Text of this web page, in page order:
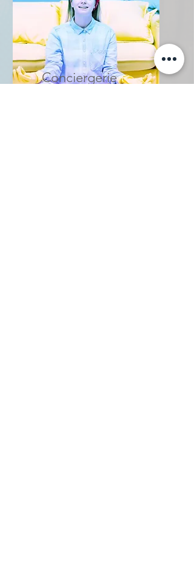
Conciergerie